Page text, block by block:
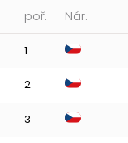
poř. Nár.
1
2
3